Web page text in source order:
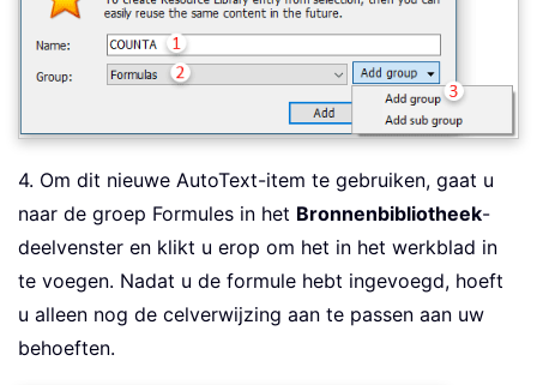
4. Om dit nieuwe AutoText-item te gebruiken, gaat u
naar de groep Formules in het Bronnenbibliotheek-
deelvenster en klikt u erop om het in het werkblad in
te voegen. Nadat u de formule hebt ingevoegd, hoeft
u alleen nog de celverwijzing aan te passen aan uw
behoeften.